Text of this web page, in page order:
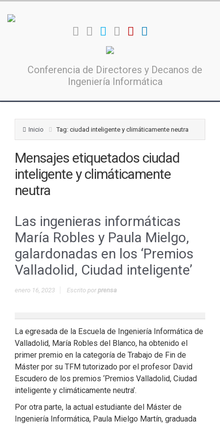
Conferencia de Directores y Decanos de
Ingeniería Informática
Inicio Tag: ciudad inteligente y climáticamente neutra
Mensajes etiquetados ciudad
inteligente y climáticamente
neutra
Las ingenieras informáticas
María Robles y Paula Mielgo,
galardonadas en los ‘Premios
Valladolid, Ciudad inteligente’
enero 16, 2023 Escrito porprensa
La egresada de la Escuela de Ingeniería Informática de
Valladolid, María Robles del Blanco, ha obtenido el
primer premio en la categoría de Trabajo de Fin de
Máster por su TFM tutorizado por el profesor David
Escudero de los premios ‘Premios Valladolid, Ciudad
inteligente y climáticamente neutra’.
Por otra parte, la actual estudiante del Máster de
Ingeniería Informática, Paula Mielgo Martín, graduada